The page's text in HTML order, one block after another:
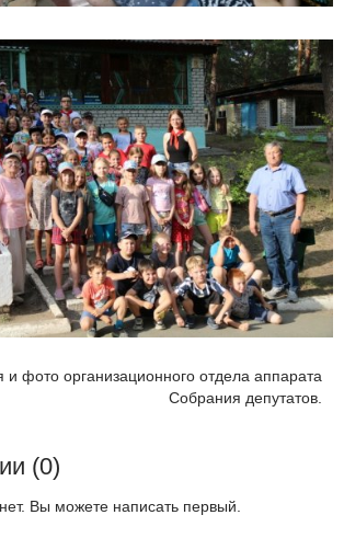
фото организационного отдела аппарата
Собрания депутатов.
(0)
Вы можете написать первый.